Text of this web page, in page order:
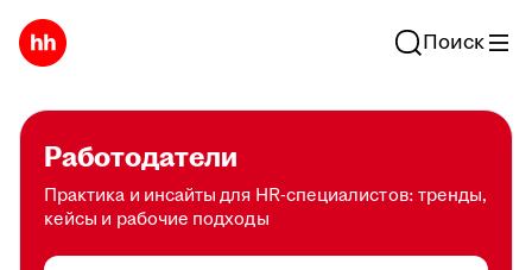
Поиск
Работодатели
Практика и инсайты для HR-специалистов: тренды,
кейсы и рабочие подходы